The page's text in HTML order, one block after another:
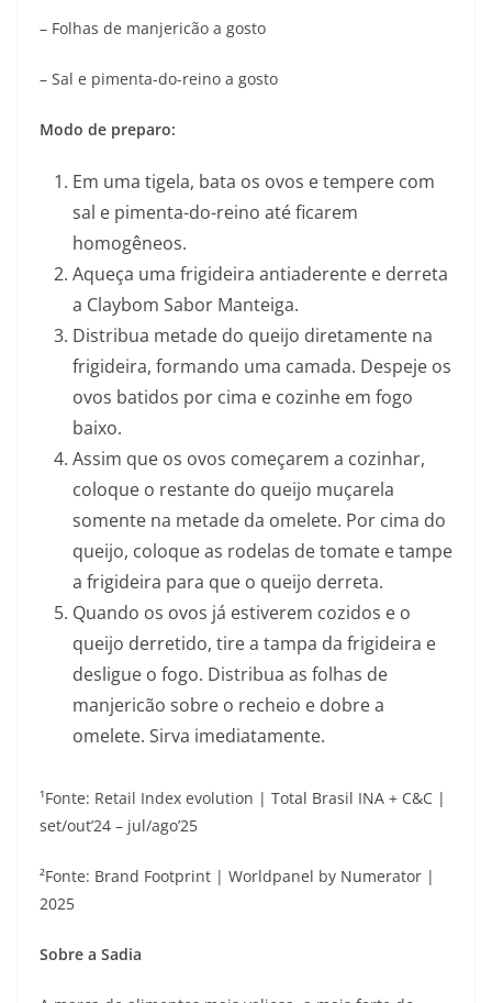
– Folhas de manjericão a gosto
– Sal e pimenta-do-reino a gosto
Modo de preparo:
Em uma tigela, bata os ovos e tempere com
sal e pimenta-do-reino até ficarem
homogêneos.
Aqueça uma frigideira antiaderente e derreta
a Claybom Sabor Manteiga.
Distribua metade do queijo diretamente na
frigideira, formando uma camada. Despeje os
ovos batidos por cima e cozinhe em fogo
baixo.
Assim que os ovos começarem a cozinhar,
coloque o restante do queijo muçarela
somente na metade da omelete. Por cima do
queijo, coloque as rodelas de tomate e tampe
a frigideira para que o queijo derreta.
Quando os ovos já estiverem cozidos e o
queijo derretido, tire a tampa da frigideira e
desligue o fogo. Distribua as folhas de
manjericão sobre o recheio e dobre a
omelete. Sirva imediatamente.
¹Fonte: Retail Index evolution | Total Brasil INA + C&C |
set/out’24 – jul/ago’25
²Fonte: Brand Footprint | Worldpanel by Numerator |
2025
Sobre a Sadia